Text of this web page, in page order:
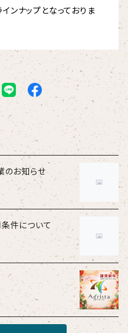
ンナップとなっておりま
のお知らせ
件について